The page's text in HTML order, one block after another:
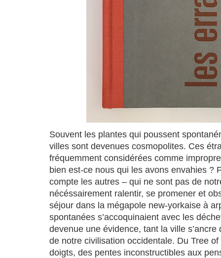
Souvent les plantes qui poussent
villes sont devenues cosmopolites. Ces
fréquemment considérées comme
bien est-ce nous qui les avons envahies ?
compte les autres – qui ne sont pas de
nécéssairement ralentir, se promener et
séjour dans la mégapole new-yorkaise à
spontanées s’accoquinaient avec les
devenue une évidence, tant la ville s’ancre
de notre civilisation occidentale. Du Tree
doigts, des pentes inconstructibles aux